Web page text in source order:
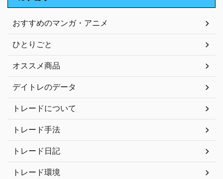
おすすめのマンガ・アニメ
ひとりごと
オススメ商品
デイトレのデータ
トレードについて
トレード手法
トレード日記
トレード環境